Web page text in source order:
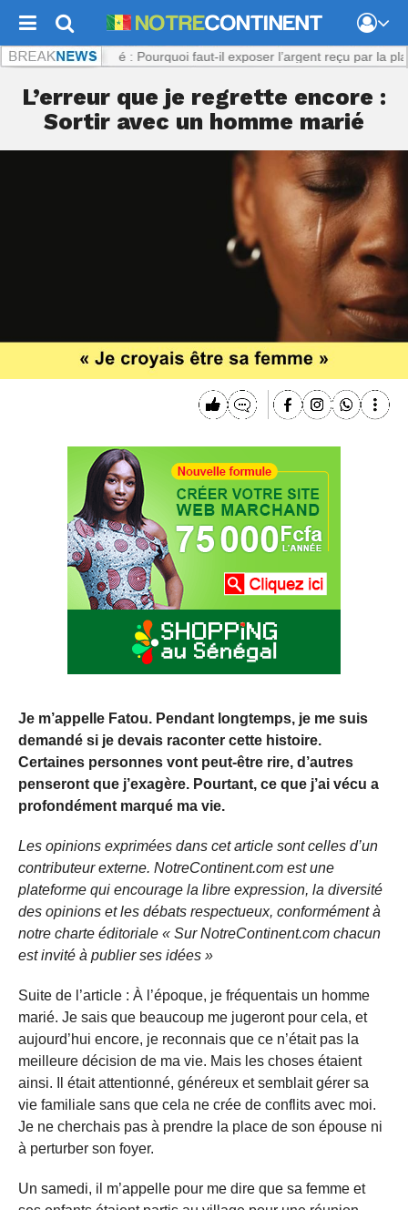
: Viol présumé : Pourquoi faut-il exposer l’argent reçu par la
L’erreur que je regrette encore :
Sortir avec un homme marié
Je m’appelle Fatou. Pendant longtemps, je me suis
demandé si je devais raconter cette histoire.
Certaines personnes vont peut-être rire, d’autres
penseront que j’exagère. Pourtant, ce que j’ai vécu a
profondément marqué ma vie.
Les opinions exprimées dans cet article sont celles d’un
contributeur externe. NotreContinent.com est une
plateforme qui encourage la libre expression, la diversité
des opinions et les débats respectueux, conformément à
notre charte éditoriale « Sur NotreContinent.com chacun
est invité à publier ses idées »
Suite de l’article : À l’époque, je fréquentais un homme
marié. Je sais que beaucoup me jugeront pour cela, et
aujourd’hui encore, je reconnais que ce n’était pas la
meilleure décision de ma vie. Mais les choses étaient
ainsi. Il était attentionné, généreux et semblait gérer sa
vie familiale sans que cela ne crée de conflits avec moi.
Je ne cherchais pas à prendre la place de son épouse ni
à perturber son foyer.
Un samedi, il m’appelle pour me dire que sa femme et